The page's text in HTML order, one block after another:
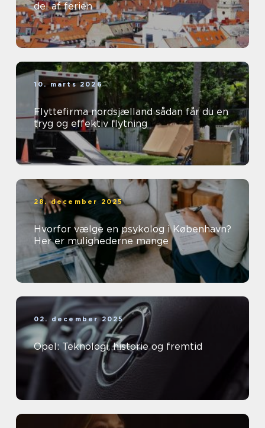
del af ferien
10. marts 2026
Flyttefirma nordsjælland sådan får du en
tryg og effektiv flytning
28. december 2025
Hvorfor vælge en psykolog i København?
Her er mulighederne mange
02. december 2025
Opel: Teknologi, historie og fremtid